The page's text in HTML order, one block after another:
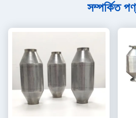
সম্পর্কিত